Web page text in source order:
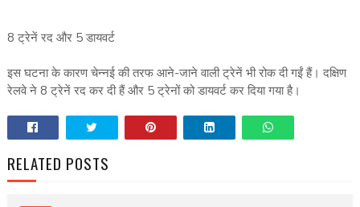
8 ट्रेनें रद और 5 डायवर्ट
इस घटना के कारण चेन्नई की तरफ आने-जाने वाली ट्रेनें भी रोक दी गईं हैं। दक्षिण
रेलवे ने 8 ट्रेनें रद कर दी हैं और 5 ट्रेनों को डायवर्ट कर दिया गया है।
RELATED POSTS